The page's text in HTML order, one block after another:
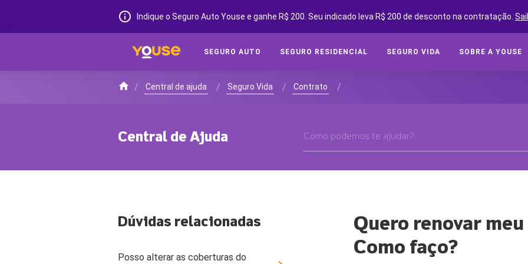
Indique o Seguro Auto Youse e ganhe R$ 200. Seu indicado leva R$ 200 de desconto na contratação.
SEGURO AUTO SEGURO RESIDENCIAL SEGURO VIDA SOBRE A YOUSE
SEGUROS ONLINE
CONVIDE AMIGOS E GANHE
YOUSE TECH
/ Central de ajuda / Seguro Vida / Contrato /
Central de Ajuda
Dúvidas relacionadas
Posso alterar as coberturas do
Quero renovar
Como faço?